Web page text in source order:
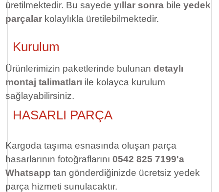
üretilmektedir. Bu sayede yıllar sonra bile yedek
parçalar kolaylıkla üretilebilmektedir.
Kurulum
Ürünlerimizin paketlerinde bulunan detaylı
montaj talimatları ile kolayca kurulum
sağlayabilirsiniz.
HASARLI PARÇA
Kargoda taşıma esnasında oluşan parça
hasarlarının fotoğraflarını 0542 825 7199'a
Whatsapp tan gönderdiğinizde ücretsiz yedek
parça hizmeti sunulacaktır.